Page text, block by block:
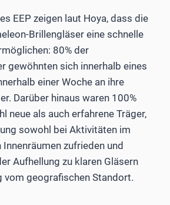
EEP zeigen laut Hoya, dass die
Brillengläser eine schnelle
80% der
gewöhnten sich innerhalb eines
einer Woche an ihre
Darüber hinaus waren 100%
neue als auch erfahrene Träger,
sowohl bei Aktivitäten im
Innenräumen zufrieden und
Aufhellung zu klaren Gläsern
vom geografischen Standort.